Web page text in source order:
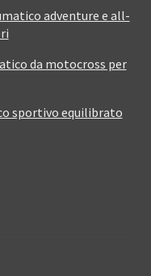
adventure e all-
da motocross per
sportivo equilibrato